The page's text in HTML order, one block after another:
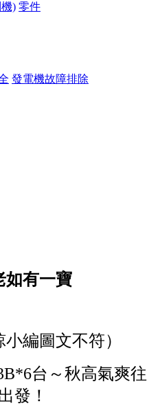
) 零件
發電機故障排除
如有一寶
編圖文不符）
台～秋高氣爽往
發！